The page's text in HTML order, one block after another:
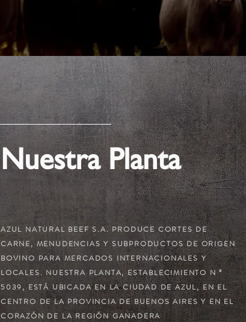
Nuestra Planta
AZUL NATURAL BEEF S.A. PRODUCE CORTES DE
CARNE, MENUDENCIAS Y SUBPRODUCTOS DE ORIGEN
BOVINO PARA MERCADOS INTERNACIONALES Y
LOCALES. NUESTRA PLANTA, ESTABLECIMIENTO N °
5039, ESTÁ UBICADA EN LA CIUDAD DE AZUL, EN EL
CENTRO DE LA PROVINCIA DE BUENOS AIRES Y EN EL
CORAZÓN DE LA REGIÓN GANADERA